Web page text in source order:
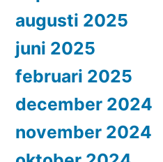
augusti 2025
juni 2025
februari 2025
december 2024
november 2024